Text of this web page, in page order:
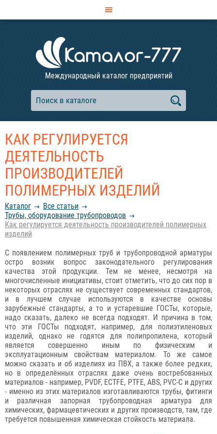
Международный каталог предприятий
КАК РЕГУЛИРУЕТСЯ
ДЕЯТЕЛЬНОСТЬ
ПРОИЗВОДИТЕЛЕЙ
ПОЛИМЕРНЫХ ИЗДЕЛИЙ
Каталог
Все статьи
Трубы, оборудование трубопроводов
Как регулируется деятельность производителей полимерных
изделий
С появлением полимерных труб и трубопроводной арматуры
остро возник вопрос законодательного регулирования
качества этой продукции. Тем не менее, несмотря на
многочисленные инициативы, стоит отметить, что до сих пор в
некоторых отраслях не существует современных стандартов,
и в лучшем случае используются в качестве основы
зарубежные стандарты, а то и устаревшие ГОСТы, которые,
надо сказать, далеко не всегда подходят. И причина в том,
что эти ГОСТы подходят, например, для полиэтиленовых
изделий, однако не годятся для полипропилена, который
является совершенно иным по физическим и
эксплуатационным свойствам материалом. То же самое
можно сказать и об изделиях из ПВХ, а также более редких,
но в определённых отраслях даже очень востребованных
материалов - например, PVDF, ECTFE, PTFE, ABS, PVC-C и других
- именно из этих материалов изготавливаются трубы, фитинги
и различная запорная трубопроводная арматура для
химических, фармацевтических и других производств, там, где
требуется повышенная химическая стойкость материала.